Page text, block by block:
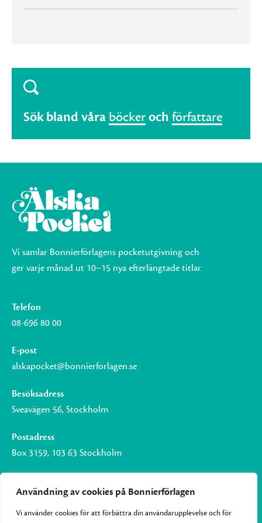
Användning av cookies på Bonnierförlagen
Vi använder cookies för att förbättra din användarupplevelse och för
Sök bland våra böckeroch författare
Vi samlar Bonnierförlagens pocketutgivning och
ger varje månad ut 10–15 nya efterlängtade titlar.
Telefon
08-696 80 00
E-post
alskapocket@bonnierforlagen.se
Besöksadress
Sveavägen 56, Stockholm
Postadress
Box 3159, 103 63 Stockholm
Om Bonnierförlagen